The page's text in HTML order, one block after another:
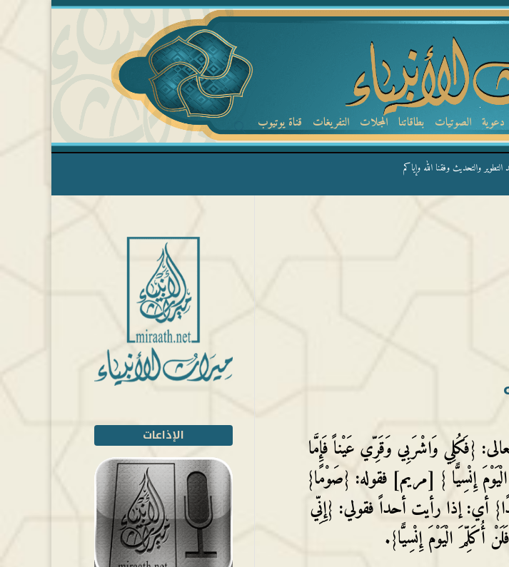
الصوتيات بطاقاتنا المجلات التفريغات قناة يوتيوب
التطوير والتحديث وفقنا الله وإياكم
{فَكُلِي وَاشْرَبِي وَقَرِّي عَيْناً فَإِمَّا
إِنْسِيًّا } [مريم] فقوله: {صَوْمًا}
أي: إذا رأيت أحداً فقولي: {إِنِّي
أُكَلِّمَ الْيَوْمَ إِنْسِيًّا}.
الإذاعات